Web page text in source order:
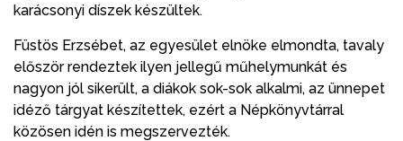
karácsonyi díszek készültek.
Füstös Erzsébet, az egyesület elnöke elmondta, tavaly
először rendeztek ilyen jellegű műhelymunkát és
nagyon jól sikerült, a diákok sok-sok alkalmi, az ünnepet
idéző tárgyat készítettek, ezért a Népkönyvtárral
közösen idén is megszervezték.